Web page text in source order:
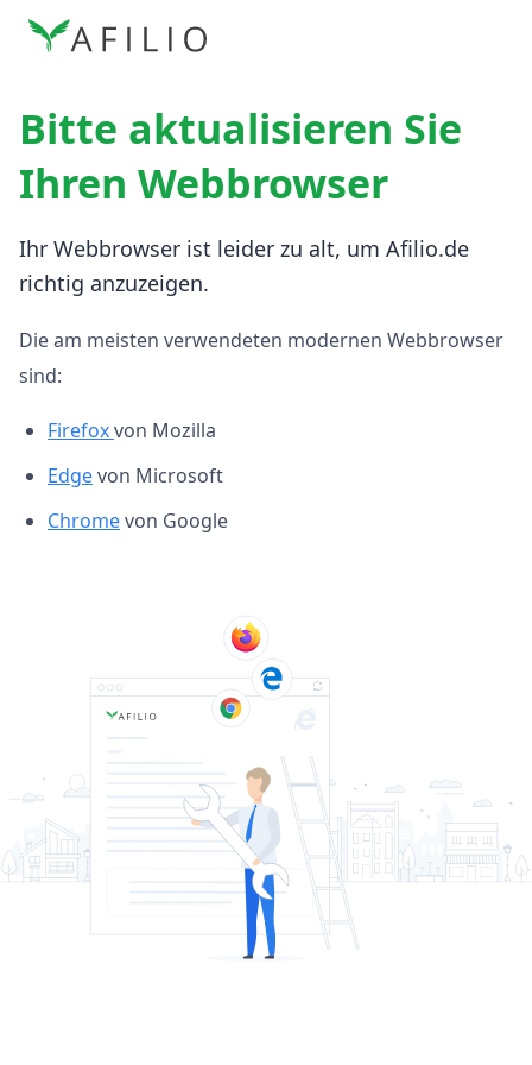
Bitte aktualisieren Sie
Ihren Webbrowser
Ihr Webbrowser ist leider zu alt, um Afilio.de
richtig anzuzeigen.
Die am meisten verwendeten modernen Webbrowser
sind:
Firefoxvon Mozilla
Edgevon Microsoft
Chromevon Google